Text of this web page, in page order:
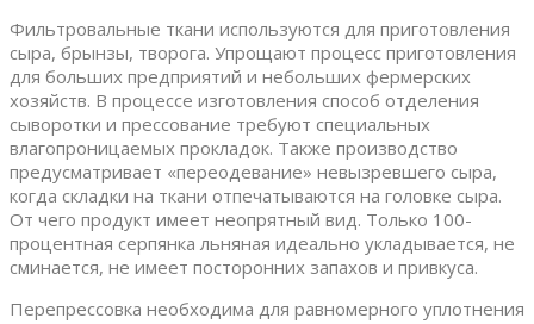
Фильтровальные ткани используются для приготовления
сыра, брынзы, творога. Упрощают процесс приготовления
для больших предприятий и небольших фермерских
хозяйств. В процессе изготовления способ отделения
сыворотки и прессование требуют специальных
влагопроницаемых прокладок. Также производство
предусматривает «переодевание» невызревшего сыра,
когда складки на ткани отпечатываются на головке сыра.
От чего продукт имеет неопрятный вид. Только 100-
процентная серпянка льняная идеально укладывается, не
сминается, не имеет посторонних запахов и привкуса.
Перепрессовка необходима для равномерного уплотнения